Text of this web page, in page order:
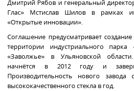
Дмитрий Рябов и генеральный
Глас» Мстислав Шилов в рамках
«Открытые инновации».
Соглашение предусматривает
территории индустриального
«Заволжье» в Ульяновской
начнётся в 2012 году и
Производительность нового завода
высококачественного стекла в год.